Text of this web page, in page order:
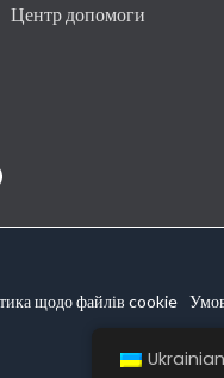
Центр допомоги
щодо файлів cookie
Ukrainian